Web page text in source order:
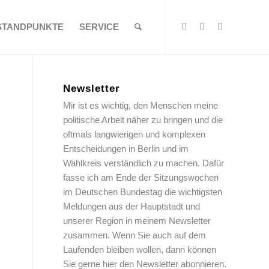
SERVICE
Newsletter
Mir ist es wichtig, den Menschen meine
politische Arbeit näher zu bringen und die
oftmals langwierigen und komplexen
Entscheidungen in Berlin und im
Wahlkreis verständlich zu machen. Dafür
fasse ich am Ende der Sitzungswochen
im Deutschen Bundestag die wichtigsten
Meldungen aus der Hauptstadt und
unserer Region in meinem Newsletter
zusammen. Wenn Sie auch auf dem
Laufenden bleiben wollen, dann können
Sie gerne hier den Newsletter abonnieren.